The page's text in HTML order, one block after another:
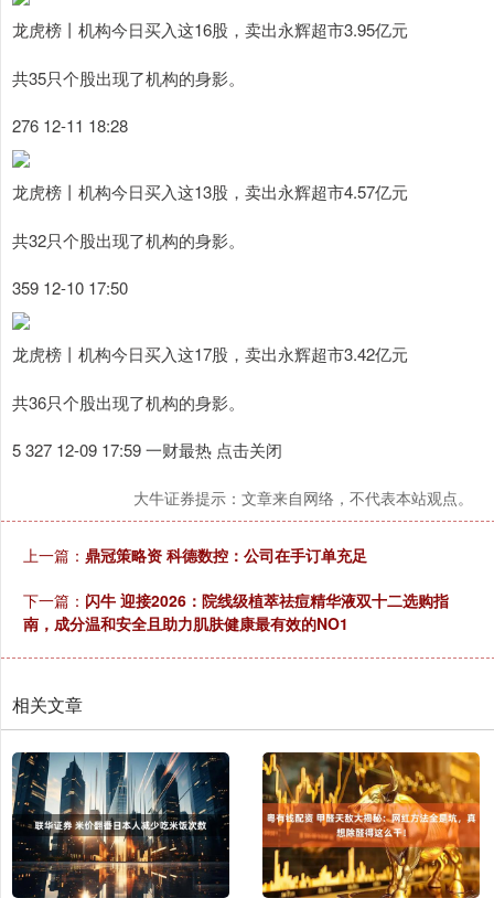
龙虎榜丨机构今日买入这16股，卖出永辉超市3.95亿元
共35只个股出现了机构的身影。
276 12-11 18:28
龙虎榜丨机构今日买入这13股，卖出永辉超市4.57亿元
共32只个股出现了机构的身影。
359 12-10 17:50
龙虎榜丨机构今日买入这17股，卖出永辉超市3.42亿元
共36只个股出现了机构的身影。
5 327 12-09 17:59 一财最热 点击关闭
大牛证券提示：文章来自网络，不代表本站观点。
上一篇： 鼎冠策略资 科德数控：公司在手订单充足
下一篇： 闪牛 迎接2026：院线级植萃祛痘精华液双十二选购指
南，成分温和安全且助力肌肤健康最有效的NO1
相关文章